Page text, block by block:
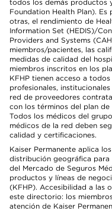
todos los demás productos
Foundation Health Plan). Es
otras, el rendimiento de
Information Set (HEDIS)/
Providers and Systems
miembros/pacientes, las
medidas de calidad del
miembros inscritos en los
KFHP tienen acceso a
profesionales,
red de proveedores
con los términos del plan
Todos los médicos del
médicos de la red deben
calidad y certificaciones.
Kaiser Permanente aplica
distribución geográfica para
del Mercado de Seguros
productos y líneas de
(KFHP). Accesibilidad a las
este directorio: los
atención de Kaiser